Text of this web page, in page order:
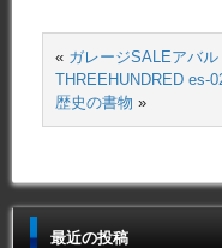
« ガレージSALEアバ
THREEHUNDRED es-
歴史の書物 »
最近の投稿